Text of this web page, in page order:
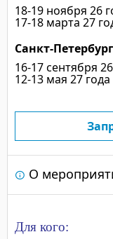
18-19 ноября 26
17-18 марта 27
Санкт-Петербург
16-17 сентября
12-13 мая 27 года
О
Для кого: